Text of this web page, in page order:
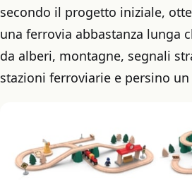
secondo il progetto iniziale,
una ferrovia abbastanza lunga
da alberi, montagne, segnali
stazioni ferroviarie e persino